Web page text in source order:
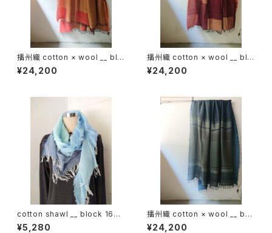
播州織 cotton × wool __ blo
ck 220-120 鬼灯GK
¥24,200
播州織 cotton × wool __ blo
ck 220-120 埋火GK
¥24,200
cotton shawl __ block 160
昊天w
¥5,280
播州織 cotton × wool __ bor
der 220-120 霧帳GK
¥24,200